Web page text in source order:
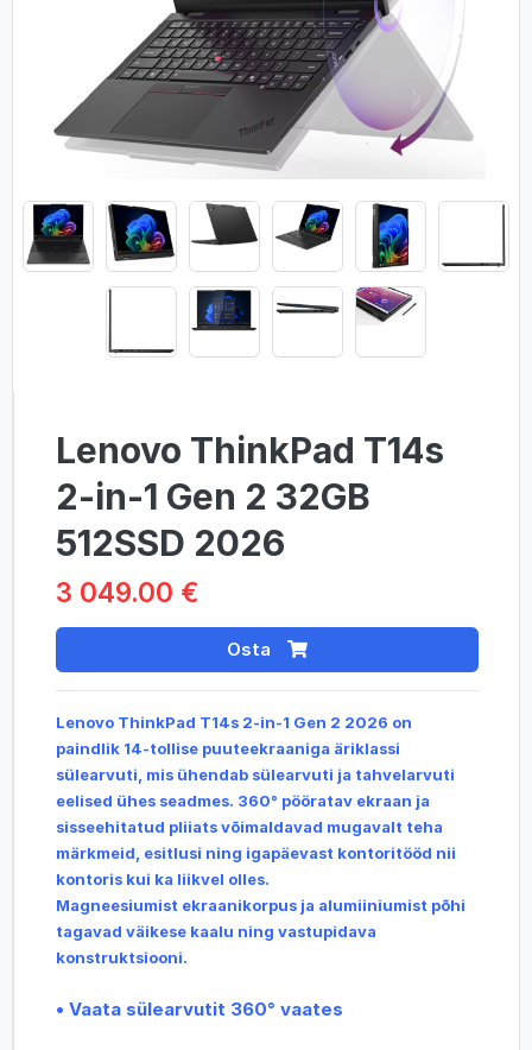
Lenovo ThinkPad T14s
2-in-1 Gen 2 32GB
512SSD 2026
3 049.00 €
Osta
Lenovo ThinkPad T14s 2-in-1 Gen 2 2026 on
paindlik 14-tollise puuteekraaniga äriklassi
sülearvuti, mis ühendab sülearvuti ja tahvelarvuti
eelised ühes seadmes. 360° pööratav ekraan ja
sisseehitatud pliiats võimaldavad mugavalt teha
märkmeid, esitlusi ning igapäevast kontoritööd nii
kontoris kui ka liikvel olles.
Magneesiumist ekraanikorpus ja alumiiniumist põhi
tagavad väikese kaalu ning vastupidava
konstruktsiooni.
• Vaata sülearvutit 360° vaates